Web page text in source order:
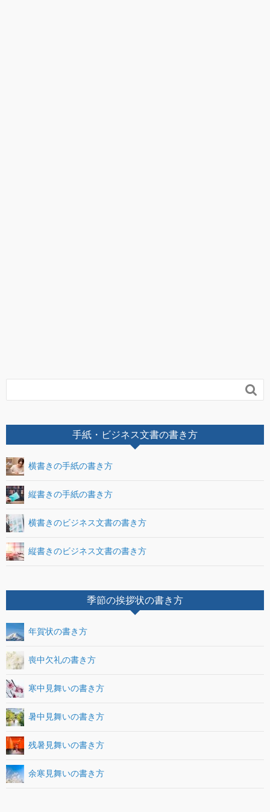

手紙・ビジネス文書の書き方
横書きの手紙の書き方
縦書きの手紙の書き方
横書きのビジネス文書の書き方
縦書きのビジネス文書の書き方
季節の挨拶状の書き方
年賀状の書き方
喪中欠礼の書き方
寒中見舞いの書き方
暑中見舞いの書き方
残暑見舞いの書き方
余寒見舞いの書き方